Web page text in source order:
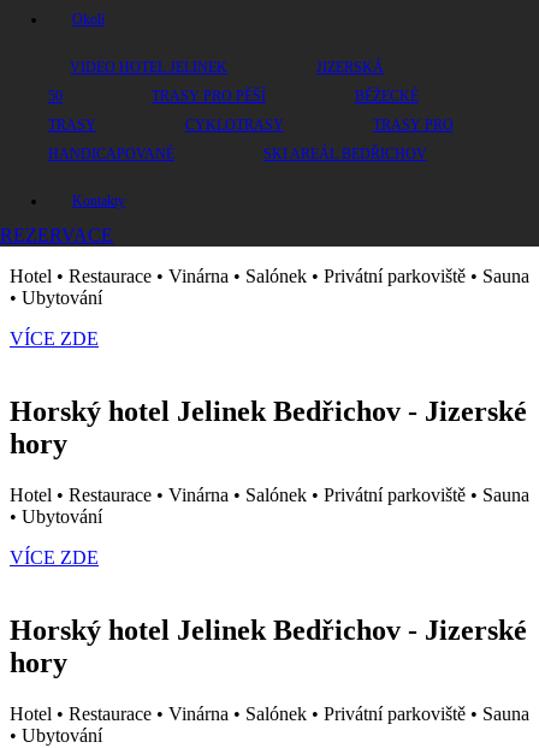
Okolí
VIDEO HOTEL JELINEK
JIZERSKÁ
50
TRASY PRO PĚŠÍ
BĚŽECKÉ
TRASY
CYKLOTRASY
TRASY PRO
HANDICAPOVANÉ
SKI AREÁL BEDŘICHOV
Kontakty
REZERVACE
Hotel • Restaurace • Vinárna • Salónek • Privátní parkoviště • Sauna
• Ubytování
VÍCE ZDE
Horský hotel Jelinek Bedřichov - Jizerské
hory
Hotel • Restaurace • Vinárna • Salónek • Privátní parkoviště • Sauna
• Ubytování
VÍCE ZDE
Horský hotel Jelinek Bedřichov - Jizerské
hory
Hotel • Restaurace • Vinárna • Salónek • Privátní parkoviště • Sauna
• Ubytování
VÍCE ZDE
Horský hotel Jelinek Bedřichov - Jizerské
hory
Hotel • Restaurace • Vinárna • Salónek • Privátní parkoviště • Sauna
• Ubytování